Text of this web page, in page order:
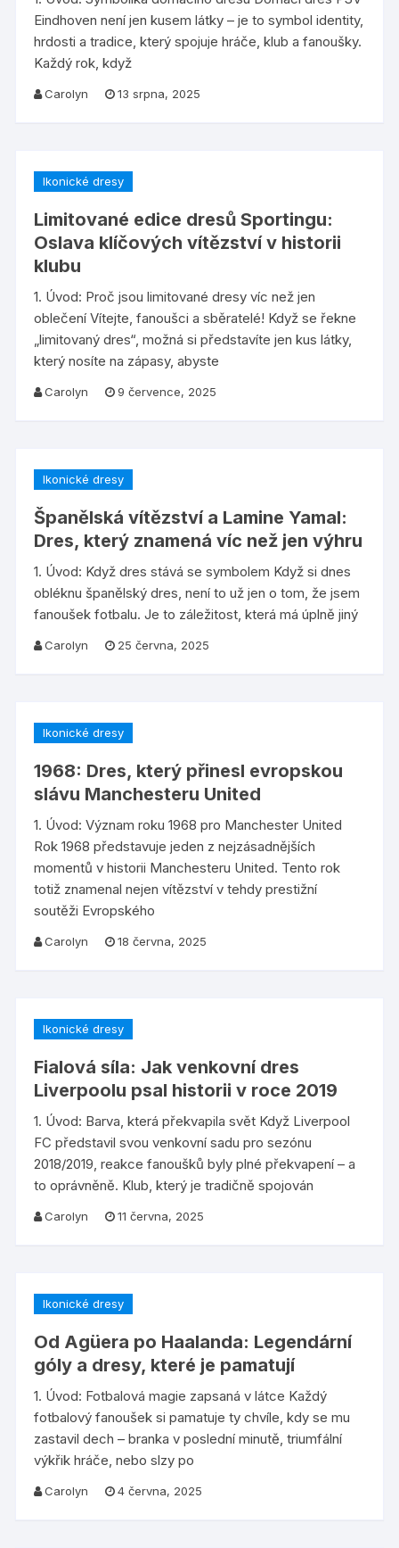
Eindhoven není jen kusem látky – je to symbol identity,
hrdosti a tradice, který spojuje hráče, klub a fanoušky.
Každý rok, když
Carolyn 13 srpna, 2025
Ikonické dresy
Limitované edice dresů Sportingu:
Oslava klíčových vítězství v historii
klubu
1. Úvod: Proč jsou limitované dresy víc než jen
oblečení Vítejte, fanoušci a sběratelé! Když se řekne
„limitovaný dres“, možná si představíte jen kus látky,
který nosíte na zápasy, abyste
Carolyn 9 července, 2025
Ikonické dresy
Španělská vítězství a Lamine Yamal:
Dres, který znamená víc než jen výhru
1. Úvod: Když dres stává se symbolem Když si dnes
obléknu španělský dres, není to už jen o tom, že jsem
fanoušek fotbalu. Je to záležitost, která má úplně jiný
Carolyn 25 června, 2025
Ikonické dresy
1968: Dres, který přinesl evropskou
slávu Manchesteru United
1. Úvod: Význam roku 1968 pro Manchester United
Rok 1968 představuje jeden z nejzásadnějších
momentů v historii Manchesteru United. Tento rok
totiž znamenal nejen vítězství v tehdy prestižní
soutěži Evropského
Carolyn 18 června, 2025
Ikonické dresy
Fialová síla: Jak venkovní dres
Liverpoolu psal historii v roce 2019
1. Úvod: Barva, která překvapila svět Když Liverpool
FC představil svou venkovní sadu pro sezónu
2018/2019, reakce fanoušků byly plné překvapení – a
to oprávněně. Klub, který je tradičně spojován
Carolyn 11 června, 2025
Ikonické dresy
Od Agüera po Haalanda: Legendární
góly a dresy, které je pamatují
1. Úvod: Fotbalová magie zapsaná v látce Každý
fotbalový fanoušek si pamatuje ty chvíle, kdy se mu
zastavil dech – branka v poslední minutě, triumfální
výkřik hráče, nebo slzy po
Carolyn 4 června, 2025